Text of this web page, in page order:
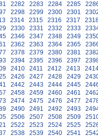
2282 2283 2284 2285
2298 2299 2300 2301
2314 2315 2316 2317
2330 2331 2332 2333
2346 2347 2348 2349
2362 2363 2364 2365
2378 2379 2380 2381
2394 2395 2396 2397
2410 2411 2412 2413
2426 2427 2428 2429
2442 2443 2444 2445
2458 2459 2460 2461
2474 2475 2476 2477
2490 2491 2492 2493
2506 2507 2508 2509
2522 2523 2524 2525
2538 2539 2540 2541